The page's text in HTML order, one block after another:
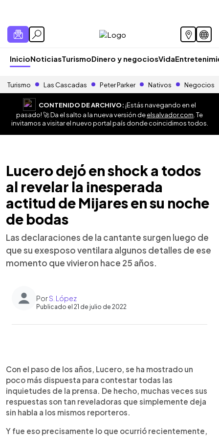
InicioNoticiasTurismoDinero y negociosVida
Turismo Las Cascadas Peter Parker Nativos Negocios
CONTENIDO DE ARCHIVO:¡Estás navegando en el
pasado! 🚀 Da el salto a la nueva versión deelsalvador.com . Te
invitamos a visitar el nuevo portal país donde coincidimos todos.
Lucero dejó en shock a todos
al revelar la inesperada
actitud de Mijares en su noche
de bodas
Las declaraciones de la cantante surgen luego de
que su exesposo ventilara algunos detalles de ese
momento que vivieron hace 25 años.
PorS. López
Publicado el 21 de julio de 2022
► Escuchar artículo
Con el paso de los años, Lucero, se ha mostrado un
poco más dispuesta para contestar todas las
inquietudes de la prensa. De hecho, muchas veces sus
respuestas son tan reveladoras que simplemente deja
sin habla a los mismos reporteros.
Y fue eso precisamente lo que ocurrió recientemente,